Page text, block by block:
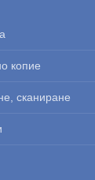
копие
сканиране